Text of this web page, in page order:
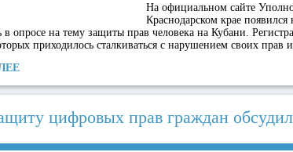
На официальном сайте
Краснодарском крае
в опросе на тему защиты прав человека на Кубани.
приходилось сталкиваться с нарушением своих прав и
цифровых прав граждан